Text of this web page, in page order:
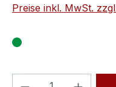
Preise inkl. MwSt.
Produkt